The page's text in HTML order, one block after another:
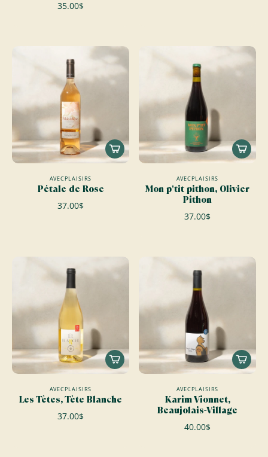
35.00$
AVECPLAISIRS
Pétale de Rose
37.00$
AVECPLAISIRS
Mon p'tit pithon, Olivier
Pithon
37.00$
AVECPLAISIRS
Les Tètes, Tète Blanche
37.00$
AVECPLAISIRS
Karim Vionnet,
Beaujolais-Village
40.00$